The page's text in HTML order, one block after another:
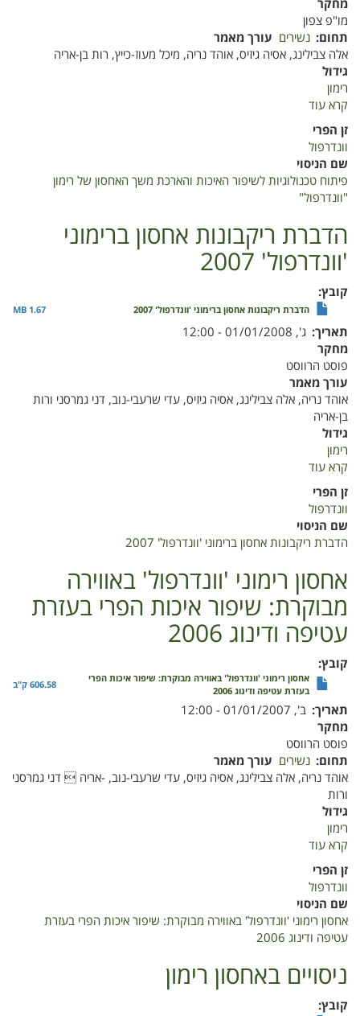
מחקר
מו"פ צפון
תחום נשירים עורך מאמר
אלה צבילינג, אסיה גיזיס, אוהד נריה, מיכל מעוז-כייץ, רות בן-אריה
גידול
רימון
קרא עוד
האיכות
והארכת
משך
של
רימון
"וונדרפול"
זן הפרי
וונדרפול
שם הניסוי
פיתוח טכנולוגיות לשיפור האיכות והארכת משך האחסון של רימון
"וונדרפול"
הדברת ריקבונות אחסון ברימוני
'וונדרפול' 2007
קובץ
הדברת ריקבונות אחסון ברימוני 'וונדרפול' 2007 1.67 MB
תאריך ג', 01/01/2008 - 12:00
מחקר
פוסט הרווסט
עורך מאמר
אוהד נריה, אלה צבילינג, אסיה גיזיס, עדי שרעבי-נוב, דני גמרסני ורות
בן-אריה
גידול
רימון
קרא עוד
ברימוני
'וונדרפול'
זן הפרי
וונדרפול
שם הניסוי
הדברת ריקבונות אחסון ברימוני 'וונדרפול' 2007
אחסון רימוני 'וונדרפול' באווירה
מבוקרת: שיפור איכות הפרי בעזרת
עטיפה ודינוג 2006
קובץ
אחסון רימוני 'וונדרפול' באווירה מבוקרת: שיפור איכות הפרי
בעזרת עטיפה ודינוג 2006
606.58 ק"ב
תאריך ב', 01/01/2007 - 12:00
מחקר
פוסט הרווסט
תחום נשירים עורך מאמר
אוהד נריה, אלה צבילינג, אסיה גיזיס, עדי שרעבי-נוב, -אריה  דני גמרסני
ורות
גידול
רימון
קרא עוד
באווירה
מבוקרת:
שיפור
הפרי
זן הפרי
וונדרפול
שם הניסוי
אחסון רימוני 'וונדרפול' באווירה מבוקרת: שיפור איכות הפרי בעזרת
עטיפה ודינוג 2006
ניסויים באחסון רימון
קובץ